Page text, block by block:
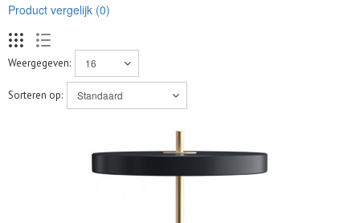
Product vergelijk (0)
Weergegeven:
Sorteren op: